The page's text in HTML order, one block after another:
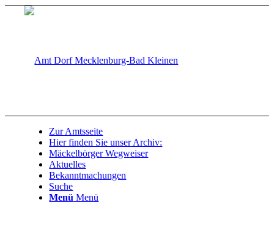
Zur Amtsseite
Hier finden Sie unser Archiv:
Mäckelbörger Wegweiser
Aktuelles
Bekanntmachungen
Suche
Menü Menü